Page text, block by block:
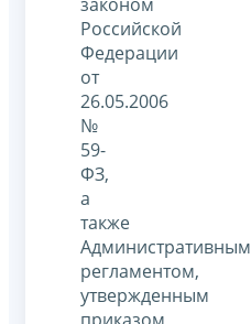
Российской
Федерации
от
26.05.2006
№
59-
ФЗ,
а
также
Административным
регламентом,
утвержденным